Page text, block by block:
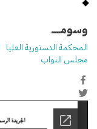
وسومـــــ
المحكمة الدستورية العليا
مجلس النواب